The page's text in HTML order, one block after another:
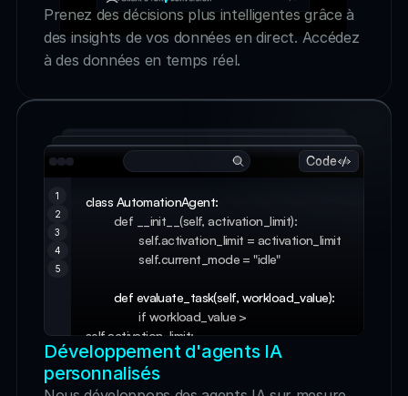
Prenez des décisions plus intelligentes grâce à
des insights de vos données en direct. Accédez
à des données en temps réel.
Code
1
2
3
4
5
class AutomationAgent:
  def __init__(self, activation_limit):
                 self.activation_limit = activation_limit
                 self.current_mode = "idle"
         def evaluate_task(self, workload_value):
if workload_value >
self.activation_limit:
                     self.current_mode = "engaged"
                     return "Automation agent has been
successfully activated!"
Développement d'agents IA
personnalisés